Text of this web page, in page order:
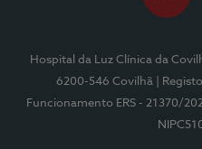
Hospital da Luz Clínica da
6200-546 Covilhã
|
Funcionamento ERS - 21370/